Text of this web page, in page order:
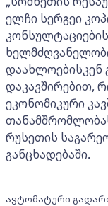
ელჩი სერგეი
დაახლოებისკენ
დაკავშირებით,
ეკონომიკური
თანამშრომლობას
რუსეთის
განცხადებაში.
ავტომატური